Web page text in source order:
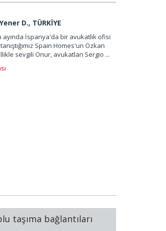
D., TÜRKİYE
ayında İspanya'da bir avukatlık ofisi
Spain Homes'un Özkan
sevgili Onur, avukatları Sergio ...
taşıma bağlantıları